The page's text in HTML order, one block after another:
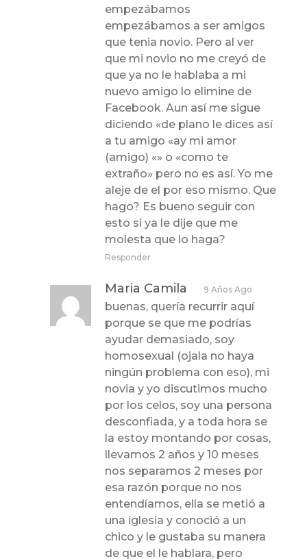
empezábamos
empezábamos a ser amigos
que tenia novio. Pero al ver
que mi novio no me creyó de
que ya no le hablaba a mi
nuevo amigo lo elimine de
Facebook. Aun así me sigue
diciendo «de plano le dices así
a tu amigo «ay mi amor
(amigo) «» o «como te
extraño» pero no es así. Yo me
aleje de el por eso mismo. Que
hago? Es bueno seguir con
esto si ya le dije que me
molesta que lo haga?
Responder
Maria Camila 9 Años Ago
buenas, quería recurrir aquí
porque se que me podrías
ayudar demasiado, soy
homosexual (ojala no haya
ningún problema con eso), mi
novia y yo discutimos mucho
por los celos, soy una persona
desconfiada, y a toda hora se
la estoy montando por cosas,
llevamos 2 años y 10 meses
nos separamos 2 meses por
esa razón porque no nos
entendíamos, ella se metió a
una iglesia y conoció a un
chico y le gustaba su manera
de que el le hablara, pero